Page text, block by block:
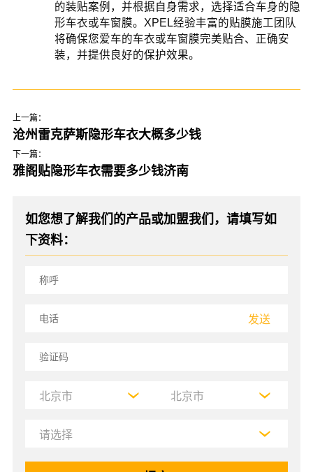
的装贴案例，并根据自身需求，选择适合车身的隐
形车衣或车窗膜。XPEL经验丰富的贴膜施工团队
将确保您爱车的车衣或车窗膜完美贴合、正确安
装，并提供良好的保护效果。
上一篇：
沧州雷克萨斯隐形车衣大概多少钱
下一篇：
雅阁贴隐形车衣需要多少钱济南
如您想了解我们的产品或加盟我们，请填写如
下资料：
发送